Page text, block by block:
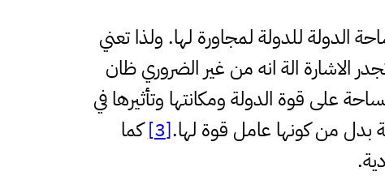
الدولة للدولة لمجاورة لها. ولذا تعني
الاشارة الة انه من غير الضروري ظان
على قوة الدولة ومكانتها وتأثيرها في
بدل من كونها عامل قوة لها.[3]
كما